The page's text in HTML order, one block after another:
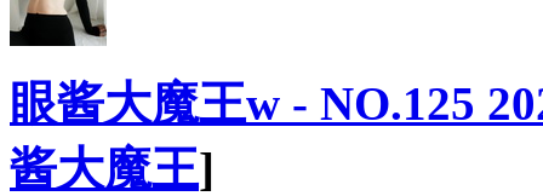
眼酱大魔王w - NO.125
酱大魔王]